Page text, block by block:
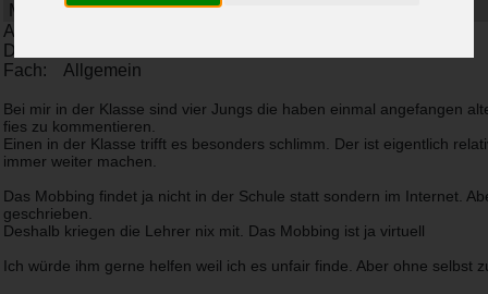
Mitschüler wird gemobbt wie kann ich helfen
Autor:
Datum:
Fach:
Allgemein
Bei mir in der Klasse sind vier Jungs die haben einmal angefangen
fies zu kommentieren.
Einen in der Klasse trifft es besonders schlimm. Der ist eigentlich
immer weiter machen.
Das Mobbing findet ja nicht in der Schule statt sondern im Internet.
geschrieben.
Deshalb kriegen die Lehrer nix mit. Das Mobbing ist ja virtuell
Ich würde ihm gerne helfen weil ich es unfair finde. Aber ohne selbst